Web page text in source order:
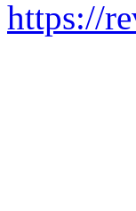
https://